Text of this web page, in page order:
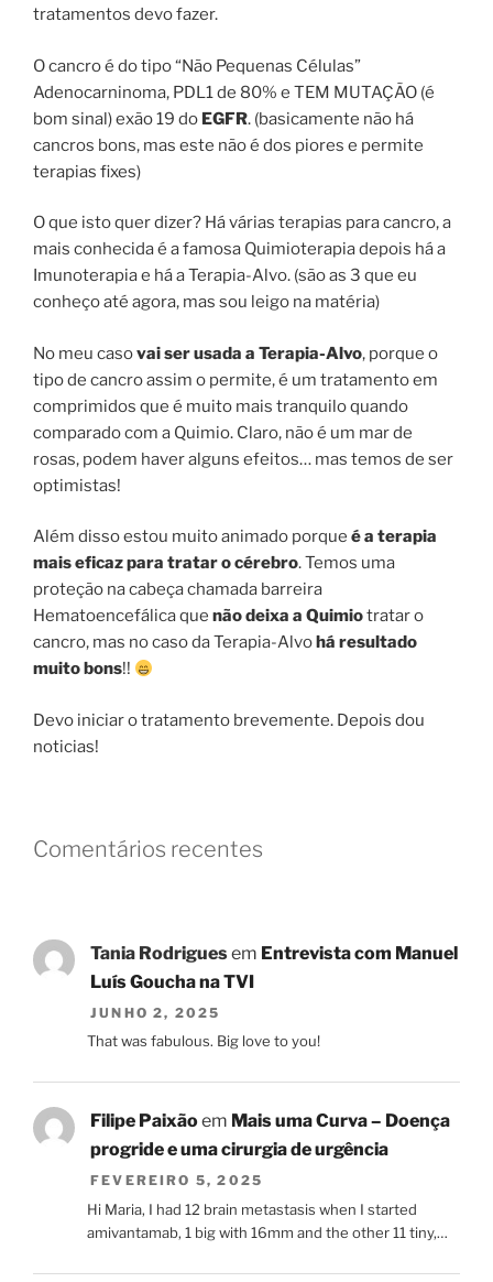
tratamentos devo fazer.
O cancro é do tipo “Não Pequenas Células”
Adenocarninoma, PDL1 de 80% e TEM MUTAÇÃO (é
bom sinal) exão 19 do EGFR. (basicamente não há
cancros bons, mas este não é dos piores e permite
terapias fixes)
O que isto quer dizer? Há várias terapias para cancro, a
mais conhecida é a famosa Quimioterapia depois há a
Imunoterapia e há a Terapia-Alvo. (são as 3 que eu
conheço até agora, mas sou leigo na matéria)
No meu casovai ser usada a Terapia-Alvo, porque o
tipo de cancro assim o permite, é um tratamento em
comprimidos que é muito mais tranquilo quando
comparado com a Quimio. Claro, não é um mar de
rosas, podem haver alguns efeitos… mas temos de ser
optimistas!
Além disso estou muito animado porque é a terapia
mais eficaz para tratar o cérebro. Temos uma
proteção na cabeça chamada barreira
Hematoencefálica que não deixa a Quimiotratar o
cancro, mas no caso da Terapia-Alvo há resultado
muito bons!!
Devo iniciar o tratamento brevemente. Depois dou
noticias!
Comentários recentes
Tania Rodriguesem Entrevista com Manuel
Luís Goucha na TVI
JUNHO 2, 2025
That was fabulous. Big love to you!
Filipe Paixãoem Mais uma Curva – Doença
progride e uma cirurgia de urgência
FEVEREIRO 5, 2025
Hi Maria, I had 12 brain metastasis when I started
amivantamab, 1 big with 16mm and the other 11 tiny,…